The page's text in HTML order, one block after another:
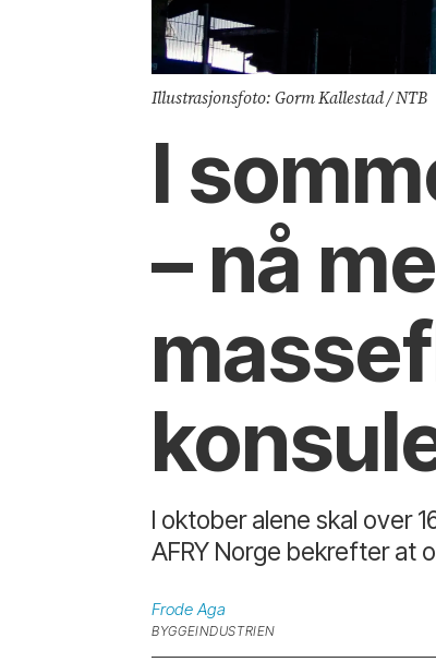
Illustrasjonsfoto: Gorm Kallestad / NTB
I
– nå
I oktober alene skal over
AFRY Norge bekrefter at
Frode Aga
BYGGEINDUSTRIEN